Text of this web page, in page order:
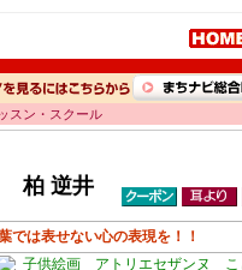
スン・スクール
柏 逆井
は表せない心の表現を！！